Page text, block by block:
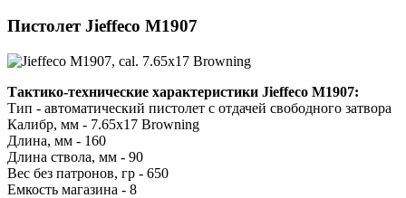
Пистолет Jieffeco M1907
Тактико-технические характеристики Jieffeco M1907:
Тип - автоматический пистолет с отдачей свободного затвора
Калибр, мм - 7.65x17 Browning
Длина, мм - 160
Длина ствола, мм - 90
Вес без патронов, гр - 650
Емкость магазина - 8